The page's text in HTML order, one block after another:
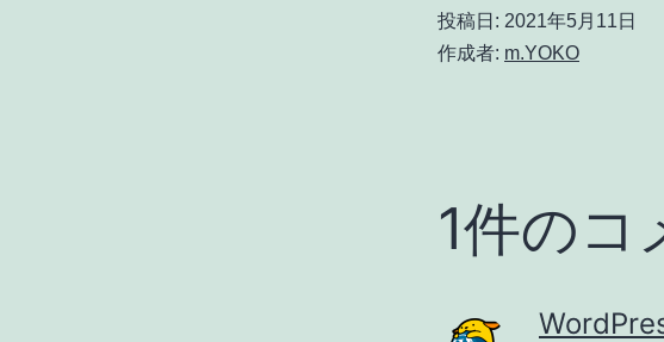
投稿日: 2021年5月11日
作成者: m.YOKO
1件のコ